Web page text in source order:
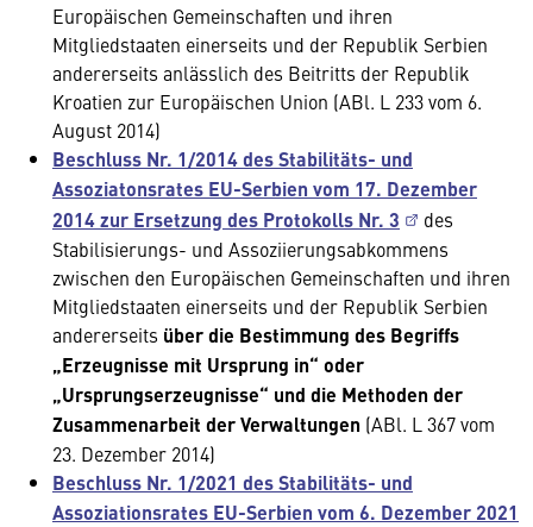
Europäischen Gemeinschaften und ihren
Mitgliedstaaten einerseits und der Republik Serbien
andererseits anlässlich des Beitritts der Republik
Kroatien zur Europäischen Union (ABl. L 233 vom 6.
August 2014)
Beschluss Nr. 1/2014 des Stabilitäts- und
Assoziatonsrates EU-Serbien vom 17. Dezember
2014 zur Ersetzung des Protokolls Nr. 3
des
Stabilisierungs- und Assoziierungsabkommens
zwischen den Europäischen Gemeinschaften und ihren
Mitgliedstaaten einerseits und der Republik Serbien
andererseits über die Bestimmung des Begriffs
„Erzeugnisse mit Ursprung in“ oder
„Ursprungserzeugnisse“ und die Methoden der
Zusammenarbeit der Verwaltungen (ABl. L 367 vom
23. Dezember 2014)
Beschluss Nr. 1/2021 des Stabilitäts- und
Assoziationsrates EU-Serbien vom 6. Dezember 2021